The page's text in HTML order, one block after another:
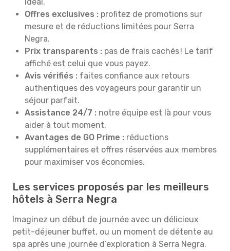
Offres exclusives : profitez de promotions sur
mesure et de réductions limitées pour Serra
Negra.
Prix transparents : pas de frais cachés ! Le tarif
affiché est celui que vous payez.
Avis vérifiés : faites confiance aux retours
authentiques des voyageurs pour garantir un
séjour parfait.
Assistance 24/7 : notre équipe est là pour vous
aider à tout moment.
Avantages de GO Prime : réductions
supplémentaires et offres réservées aux membres
pour maximiser vos économies.
Les services proposés par les meilleurs
hôtels à Serra Negra
Imaginez un début de journée avec un délicieux
petit-déjeuner buffet, ou un moment de détente au
spa après une journée d’exploration à Serra Negra.